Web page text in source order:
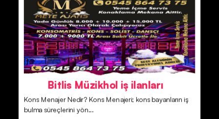
Bitlis Müzikhol iş ilanları
Kons Menajer Nedir? Kons Menajeri; kons bayanların iş
bulma süreçlerini yön...